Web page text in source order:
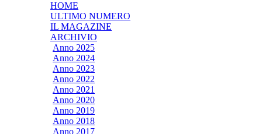
HOME
ULTIMO NUMERO
IL MAGAZINE
ARCHIVIO
Anno 2025
Anno 2024
Anno 2023
Anno 2022
Anno 2021
Anno 2020
Anno 2019
Anno 2018
Anno 2017